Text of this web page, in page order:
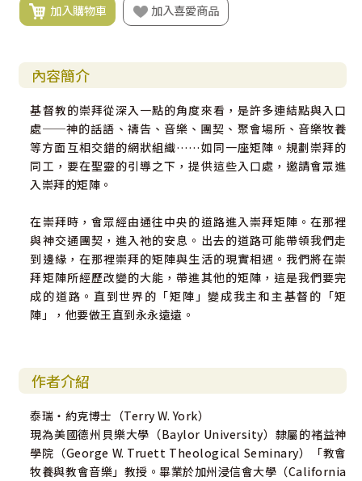
加入購物車 加入喜愛商品
內容簡介
基督教的崇拜從深入一點的角度來看，是許多連結點與入口
處──神的話語、禱告、音樂、團契、聚會場所、音樂牧養
等方面互相交錯的網狀組織……如同一座矩陣。規劃崇拜的
同工，要在聖靈的引導之下，提供這些入口處，邀請會眾進
入崇拜的矩陣。
在崇拜時，會眾經由通往中央的道路進入崇拜矩陣。在那裡
與神交通團契，進入祂的安息。出去的道路可能帶領我們走
到邊緣，在那裡崇拜的矩陣與生活的現實相遇。我們將在崇
拜矩陣所經歷改變的大能，帶進其他的矩陣，這是我們要完
成的道路。直到世界的「矩陣」變成我主和主基督的「矩
陣」，他要做王直到永永遠遠。
作者介紹
泰瑞‧約克博士（Terry W. York）
現為美國德州貝樂大學（Baylor University）隸屬的褚益神
學院（George W. Truett Theological Seminary）「教會
牧養與教會音樂」教授。畢業於加州浸信會大學（California